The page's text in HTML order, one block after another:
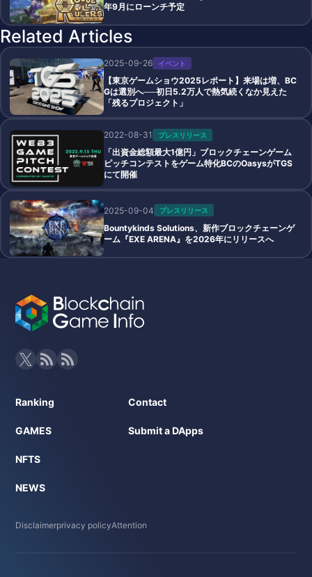
年9月にローンチ予定
Related Articles
2025-09-26 イベント
【東京ゲームショウ2025レポート】来場は増、BC
Gは選別へ──初日5.2万人で熱気続くなか見えた
「残るプロジェクト」
2022-08-31 プレスリリース
「出資金総額最大1億円」ブロックチェーンゲーム
ピッチコンテストをゲーム特化BCのOasysがTGS
にて開催
2025-09-04 プレスリリース
Bountykinds Solutions、新作ブロックチェーンゲ
ーム『EXE ARENA』を2026年にリリースへ
Ranking
GAMES
NFTS
NEWS
Contact
Submit a DApps
Disclaimerprivacy policyAttention